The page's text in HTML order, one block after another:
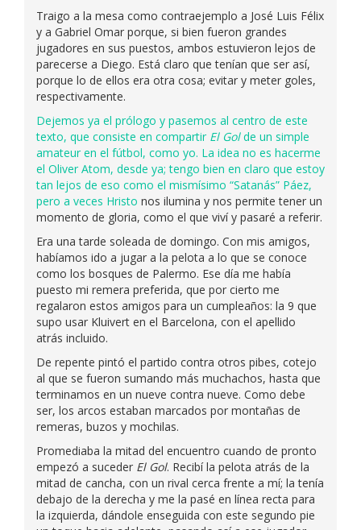
Traigo a la mesa como contraejemplo a José Luis Félix
y a Gabriel Omar porque, si bien fueron grandes
jugadores en sus puestos, ambos estuvieron lejos de
parecerse a Diego. Está claro que tenían que ser así,
porque lo de ellos era otra cosa; evitar y meter goles,
respectivamente.
Dejemos ya el prólogo y pasemos al centro de este
texto, que consiste en compartir El Golde un simple
amateur en el fútbol, como yo. La idea no es hacerme
el Oliver Atom, desde ya; tengo bien en claro que estoy
tan lejos de eso como el mismísimo “Satanás” Páez,
pero a veces Hristo nos ilumina y nos permite tener un
momento de gloria, como el que viví y pasaré a referir.
Era una tarde soleada de domingo. Con mis amigos,
habíamos ido a jugar a la pelota a lo que se conoce
como los bosques de Palermo. Ese día me había
puesto mi remera preferida, que por cierto me
regalaron estos amigos para un cumpleaños: la 9 que
supo usar Kluivert en el Barcelona, con el apellido
atrás incluido.
De repente pintó el partido contra otros pibes, cotejo
al que se fueron sumando más muchachos, hasta que
terminamos en un nueve contra nueve. Como debe
ser, los arcos estaban marcados por montañas de
remeras, buzos y mochilas.
Promediaba la mitad del encuentro cuando de pronto
empezó a suceder El Gol. Recibí la pelota atrás de la
mitad de cancha, con un rival cerca frente a mí; la tenía
debajo de la derecha y me la pasé en línea recta para
la izquierda, dándole enseguida con este segundo pie